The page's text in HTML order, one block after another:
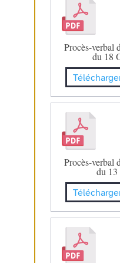
Procès-verbal
du 18
Procès-verbal
du 13